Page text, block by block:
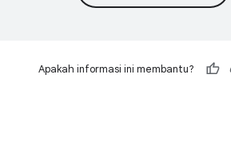
Apakah informasi ini membantu?